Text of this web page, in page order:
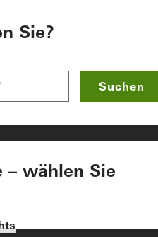
Sie?
Suchen
– wählen Sie